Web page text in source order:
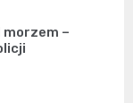
morzem –